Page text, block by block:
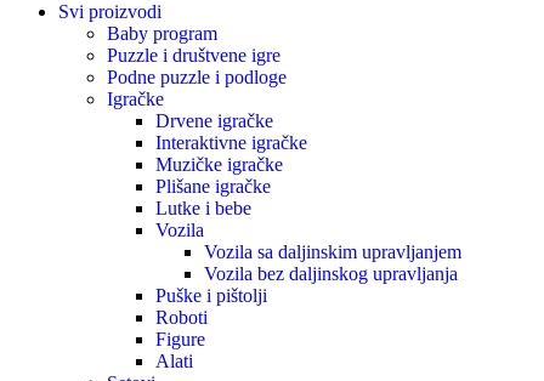
Svi proizvodi
Baby program
Puzzle i društvene igre
Podne puzzle i podloge
Igračke
Drvene igračke
Interaktivne igračke
Muzičke igračke
Plišane igračke
Lutke i bebe
Vozila
Vozila sa daljinskim upravljanjem
Vozila bez daljinskog upravljanja
Puške i pištolji
Roboti
Figure
Alati